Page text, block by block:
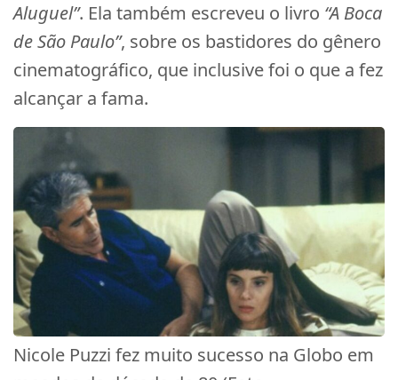
Aluguel”. Ela também escreveu o livro “A Boca
de São Paulo”, sobre os bastidores do gênero
cinematográfico, que inclusive foi o que a fez
alcançar a fama.
Nicole Puzzi fez muito sucesso na Globo em